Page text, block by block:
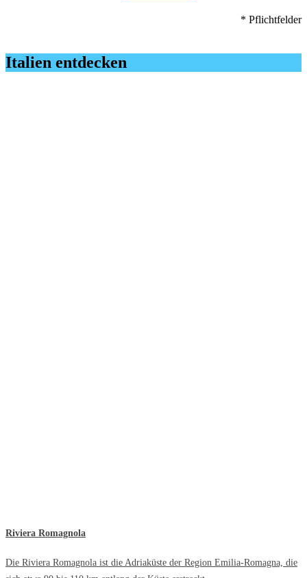
* Pflichtfelder
Italien entdecken
Riviera Romagnola
Die Riviera Romagnola ist die Adriaküste der Region Emilia-Romagna, die